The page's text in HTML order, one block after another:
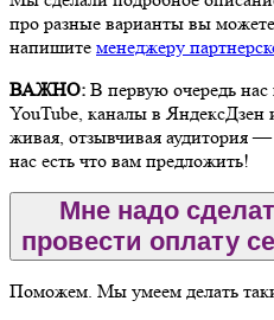
про разные варианты вы можете
напишите менеджеру
ВАЖНО: В первую очередь
YouTube, каналы в ЯндексДзен
живая, отзывчивая аудитория
нас есть что вам предложить!
Мне надо
провести оплату
Поможем. Мы умеем делать